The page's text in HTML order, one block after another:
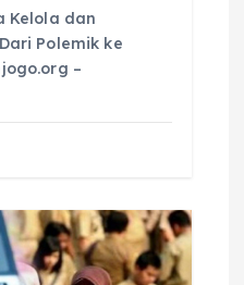
Kelola dan
Polemik ke
–